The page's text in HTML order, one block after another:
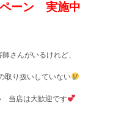
ーン 実施中
さんがいるけれど、
取り扱いしていない
当店は大歓迎です